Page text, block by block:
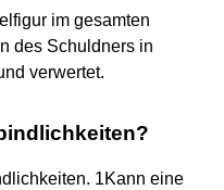
im gesamten
des Schuldners in
verwertet.
1Kann eine